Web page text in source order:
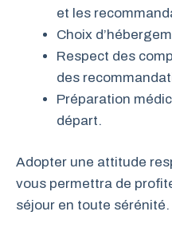
et les
Choix
Respect des
des
Préparation
départ.
Adopter une attitude
vous permettra de
séjour en toute sérénité.